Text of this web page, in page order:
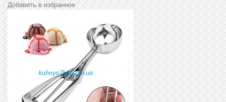
Добавить в избранное